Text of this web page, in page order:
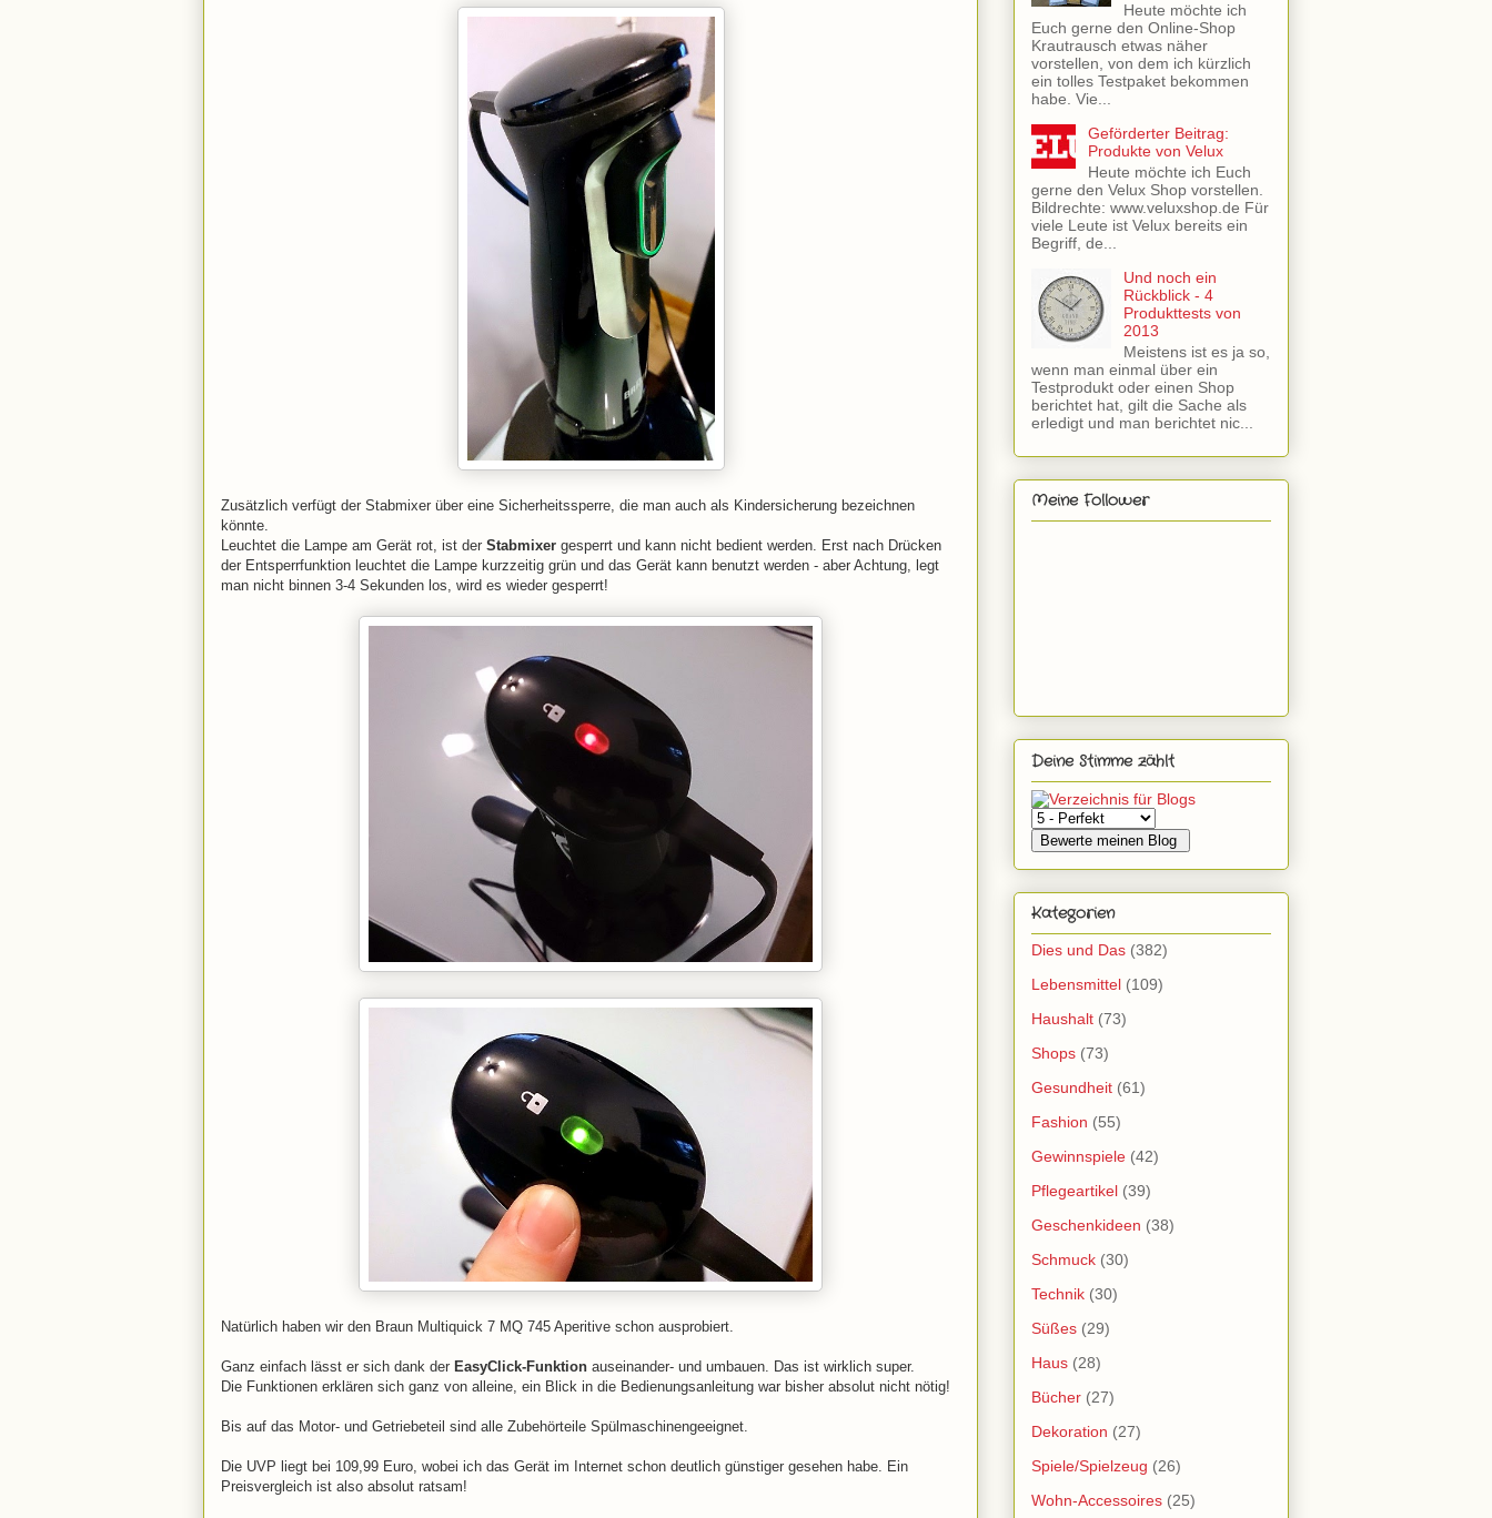
Zusätzlich verfügt der Stabmixer über eine Sicherheitssperre, die man auch als Kindersicherung bezeichnen
könnte.
Leuchtet die Lampe am Gerät rot, ist der Stabmixer gesperrt und kann nicht bedient werden. Erst nach Drücken
der Entsperrfunktion leuchtet die Lampe kurzzeitig grün und das Gerät kann benutzt werden - aber Achtung, legt
man nicht binnen 3-4 Sekunden los, wird es wieder gesperrt!
Natürlich haben wir den Braun Multiquick 7 MQ 745 Aperitive schon ausprobiert.
Ganz einfach lässt er sich dank der EasyClick-Funktion auseinander- und umbauen. Das ist wirklich super.
Die Funktionen erklären sich ganz von alleine, ein Blick in die Bedienungsanleitung war bisher absolut nicht nötig!
Bis auf das Motor- und Getriebeteil sind alle Zubehörteile Spülmaschinengeeignet.
Die UVP liegt bei 109,99 Euro, wobei ich das Gerät im Internet schon deutlich günstiger gesehen habe. Ein
Preisvergleich ist also absolut ratsam!
Heute möchte ich
Euch gerne den Online-Shop
Krautrausch etwas näher
vorstellen, von dem ich kürzlich
ein tolles Testpaket bekommen
habe. Vie...
Geförderter Beitrag:
Produkte von Velux
Heute möchte ich Euch
gerne den Velux Shop vorstellen.
Bildrechte: www.veluxshop.de Für
viele Leute ist Velux bereits ein
Begriff, de...
Und noch ein
Rückblick - 4
Produkttests von
2013
Meistens ist es ja so,
wenn man einmal über ein
Testprodukt oder einen Shop
berichtet hat, gilt die Sache als
erledigt und man berichtet nic...
Meine Follower
Deine Stimme zählt
Kategorien
Dies und Das (382)
Lebensmittel (109)
Haushalt (73)
Shops (73)
Gesundheit (61)
Fashion (55)
Gewinnspiele (42)
Pflegeartikel (39)
Geschenkideen (38)
Schmuck (30)
Technik (30)
Süßes (29)
Haus (28)
Bücher (27)
Dekoration (27)
Spiele/Spielzeug (26)
Wohn-Accessoires (25)